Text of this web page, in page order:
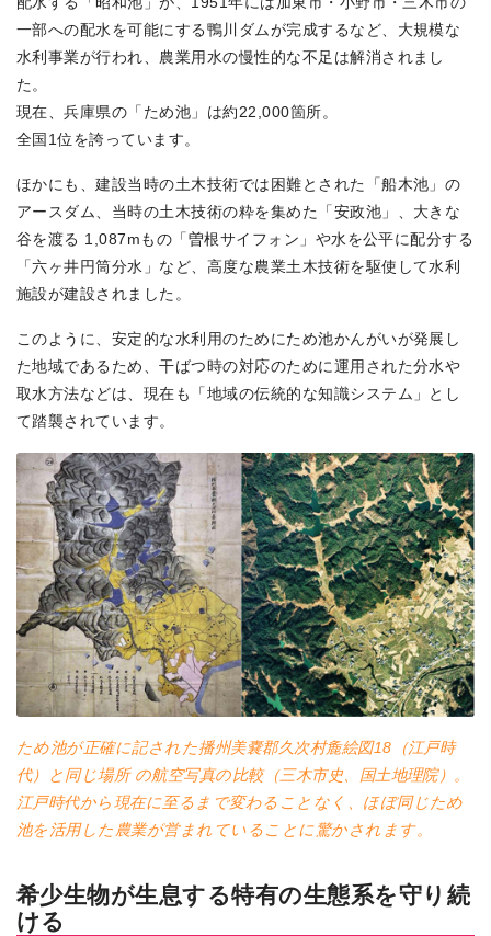
一部への配水を可能にする鴨川ダムが完成するなど、大規模な
水利事業が行われ、農業用水の慢性的な不足は解消されまし
た。
現在、兵庫県の「ため池」は約22,000箇所。
全国1位を誇っています。
ほかにも、建設当時の土木技術では困難とされた「船木池」の
アースダム、当時の土木技術の粋を集めた「安政池」、大きな
谷を渡る 1,087mもの「曽根サイフォン」や水を公平に配分する
「六ヶ井円筒分水」など、高度な農業土木技術を駆使して水利
施設が建設されました。
このように、安定的な水利用のためにため池かんがいが発展し
た地域であるため、干ばつ時の対応のために運用された分水や
取水方法などは、現在も「地域の伝統的な知識システム」とし
て踏襲されています。
ため池が正確に記された播州美嚢郡久次村麁絵図18（江戸時
代）と同じ場所 の航空写真の比較（三木市史、国土地理院）。
江戸時代から現在に至るまで変わることなく、ほぼ同じため
池を活用した農業が営まれていることに驚かされます。
希少生物が生息する特有の生態系を守り続
ける